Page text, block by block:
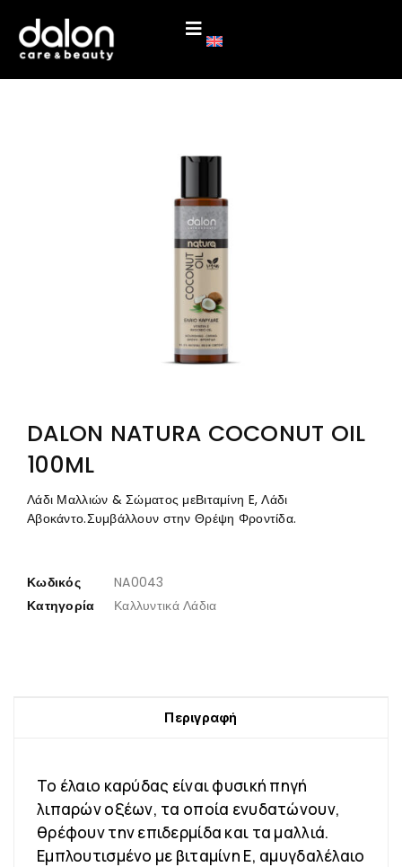
DALON NATURA COCONUT OIL
100ML
Λάδι Μαλλιών & Σώματος μεΒιταμίνη E, Λάδι
Αβοκάντο.Συμβάλλουν στην Θρέψη Φροντίδα.
Κωδικός
NA0043
Κατηγορία
Καλλυντικά Λάδια
Περιγραφή
Το έλαιο καρύδας είναι φυσική πηγή
λιπαρών οξέων, τα οποία ενυδατώνουν,
θρέφουν την επιδερμίδα και τα μαλλιά.
Εμπλουτισμένο με βιταμίνη Ε, αμυγδαλέλαιο